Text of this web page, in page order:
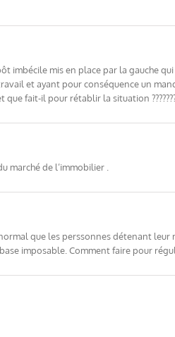
imbécile mis en place par la gauche
et ayant pour conséquence un
fait-il pour rétablir la situation
marché de l’immobilier .
que les perssonnes détenant
imposable. Comment faire pour